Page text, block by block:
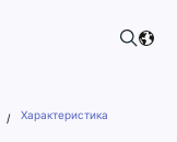
Характеристика